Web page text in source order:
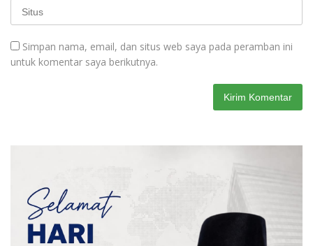
Simpan nama, email, dan situs web saya pada peramban ini
untuk komentar saya berikutnya.